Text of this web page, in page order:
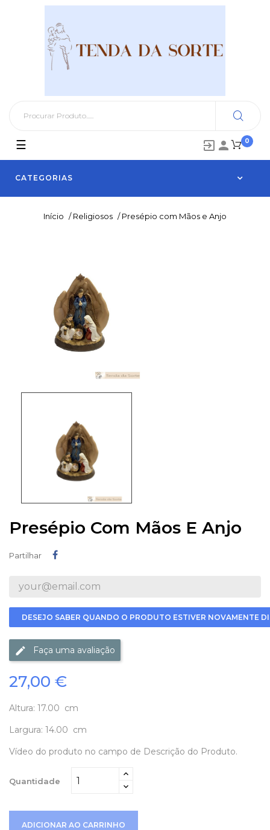
0
 
CATEGORIAS
Toggle
navigation
☰
Início / Religiosos / Presépio com Mãos e Anjo
Presépio Com Mãos E Anjo
Partilhar
DESEJO SABER QUANDO O PRODUTO ESTIVER NOVAMENTE
Faça uma avaliação
27,00 €
Altura: 17.00 cm
Largura: 14.00 cm
Vídeo do produto no campo de Descrição do Produto.
Quantidade
ADICIONAR AO CARRINHO